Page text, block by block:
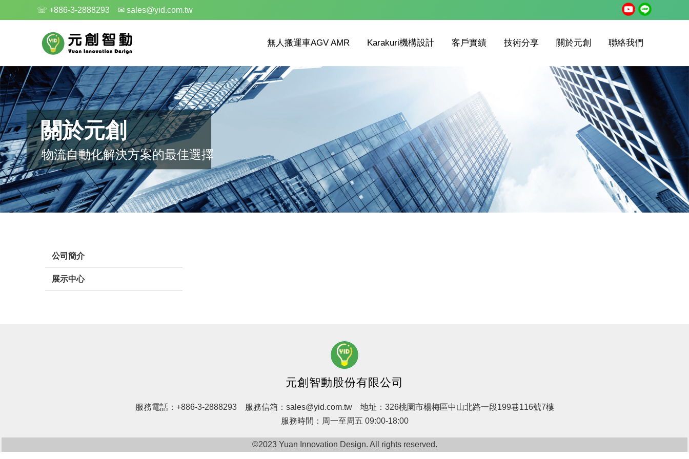
☏ +886-3-2888293 ✉ sales@yid.com.tw
無人搬運車AGV AMR Karakuri機構設計 客戶實績 技術分享 關於元創 聯絡我們
關於元創
物流自動化解決方案的最佳選擇
公司簡介
展示中心
元創智動股份有限公司
服務電話： +886-3-2888293服務信箱： sales@yid.com.tw地址：326桃園市楊梅區中山北路一段199巷116號7樓
服務時間：周一至周五 09:00-18:00
©2023 Yuan Innovation Design. All rights reserved.